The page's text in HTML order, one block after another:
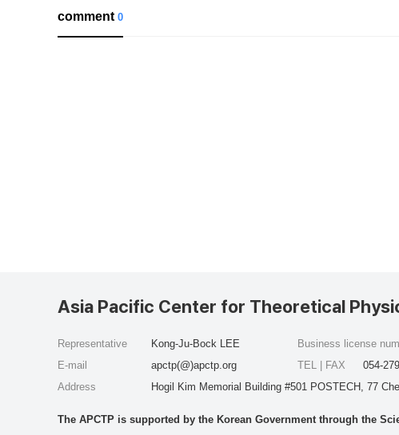
comment0
Asia Pacific Center for Theoretical
Representative
Kong-Ju-Bock LEE
E-mail
apctp(@)apctp.org
Address
Hogil Kim Memorial Building #501 POSTECH, 77
Business license
TEL | FAX
054-
The APCTP is supported by the Korean Government through the